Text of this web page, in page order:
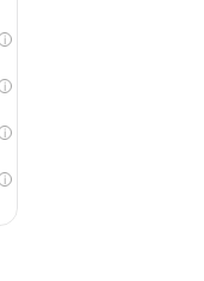
i
i
i
i